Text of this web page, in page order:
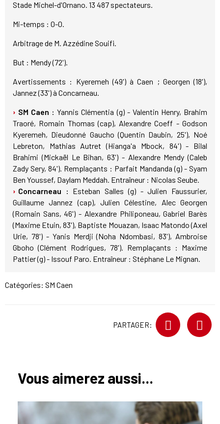
Stade Michel-d'Ornano. 13 487 spectateurs.
Mi-temps : 0-0.
Arbitrage de M. Azzédine Souifi.
But : Mendy (72').
Avertissements : Kyeremeh (49') à Caen ; Georgen (18'),
Jannez (33') à Concarneau.
SM Caen : Yannis Clémentia (g) - Valentin Henry, Brahim
Traoré, Romain Thomas (cap), Alexandre Coeff - Godson
Kyeremeh, Dieudonné Gaucho (Quentin Daubin, 25'), Noé
Lebreton, Mathias Autret (Hianga'a Mbock, 84') - Bilal
Brahimi (Mickaël Le Bihan, 63') - Alexandre Mendy (Caleb
Zady Sery, 84'). Remplaçants : Parfait Mandanda (g) - Syam
Ben Youssef, Daylam Meddah. Entraîneur : Nicolas Seube.
Concarneau : Esteban Salles (g) - Julien Faussurier,
Guillaume Jannez (cap), Julien Célestine, Alec Georgen
(Romain Sans, 46') - Alexandre Philiponeau, Gabriel Barès
(Maxime Etuin, 83'), Baptiste Mouazan, Isaac Matondo (Axel
Urie, 78') - Yanis Merdji (Noha Ndombasi, 83'), Ambroise
Gboho (Clément Rodrigues, 78'). Remplaçants : Maxime
Pattier (g) - Issouf Paro. Entraîneur : Stéphane Le Mignan.
Catégories: SM Caen
PARTAGER:
Vous aimerez aussi...